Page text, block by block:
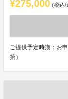
¥275,000 (税込/
ご提供予定時期：お
第）